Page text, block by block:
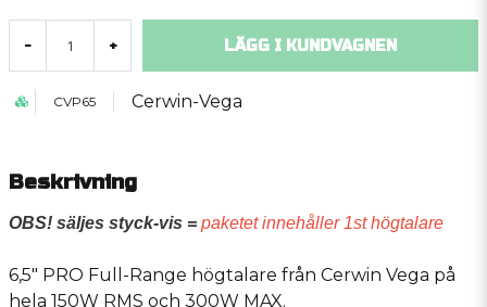
- + LÄGG I KUNDVAGNEN
CVP65 Cerwin-Vega
Beskrivning
OBS! säljes styck-vis = paketet innehåller 1st högtalare
6,5" PRO Full-Range högtalare från Cerwin Vega på
hela 150W RMS och 300W MAX.